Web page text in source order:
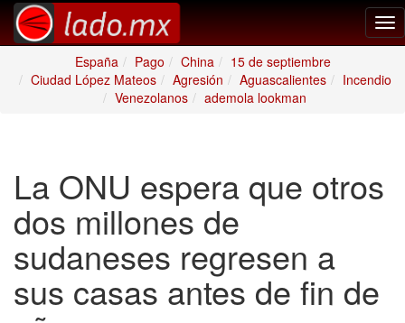
España
Pago China
15 de septiembre
Ciudad López Mateos
Agresión Aguascalientes
Incendio
Venezolanos
ademola lookman
La ONU espera que otros
dos millones de
sudaneses regresen a
sus casas antes de fin de